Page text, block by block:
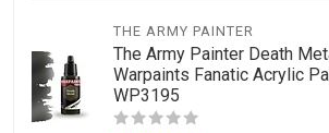
THE ARMY PAINTER
The Army Painter Death
Warpaints Fanatic Acrylic
WP3195